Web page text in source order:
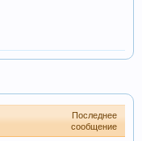
Последнее
сообщение